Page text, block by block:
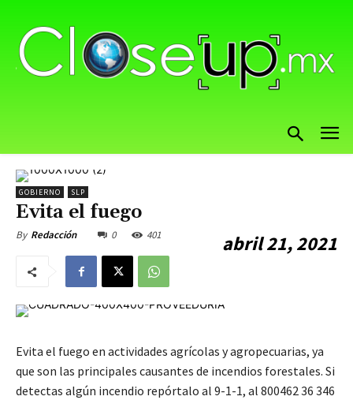
GOBIERNO SLP
Evita el fuego
By Redacción abril 21, 2021
0 401
Evita el fuego en actividades agrícolas y agropecuarias, ya
que son las principales causantes de incendios forestales. Si
detectas algún incendio repórtalo al 9-1-1, al 800462 36 346